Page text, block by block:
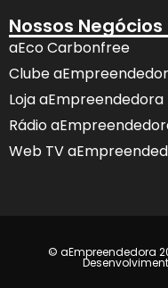
Nossos Negócios
aEco Carbonfree
Clube
Loja aEmpreendedora
Rádio
Web TV
© aEmpreendedora